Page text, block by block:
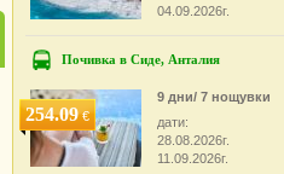
04.09.2026г.
Почивка в Сиде, Анталия
254.09€
9 дни/ 7 нощувки
дати:
28.08.2026г.
11.09.2026г.